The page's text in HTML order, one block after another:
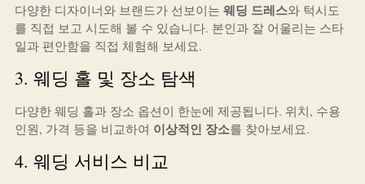
다양한 디자이너와 브랜드가 선보이는 웨딩 드레스와 턱시도
를 직접 보고 시도해 볼 수 있습니다. 본인과 잘 어울리는 스타
일과 편안함을 직접 체험해 보세요.
3. 웨딩 홀 및 장소 탐색
다양한 웨딩 홀과 장소 옵션이 한눈에 제공됩니다. 위치, 수용
인원, 가격 등을 비교하여 이상적인 장소를 찾아보세요.
4. 웨딩 서비스 비교